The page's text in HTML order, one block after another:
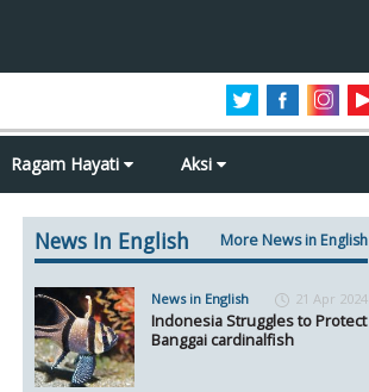
Ragam Hayati Aksi
News In English More News in English
News in English 21 Apr 2024
Indonesia Struggles to Protect
Banggai cardinalfish